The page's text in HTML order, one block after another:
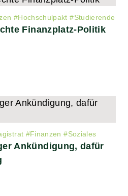
#Hochschulpakt #Studierende
Finanzplatz-Politik
#Finanzen #Soziales
Ankündigung, dafür